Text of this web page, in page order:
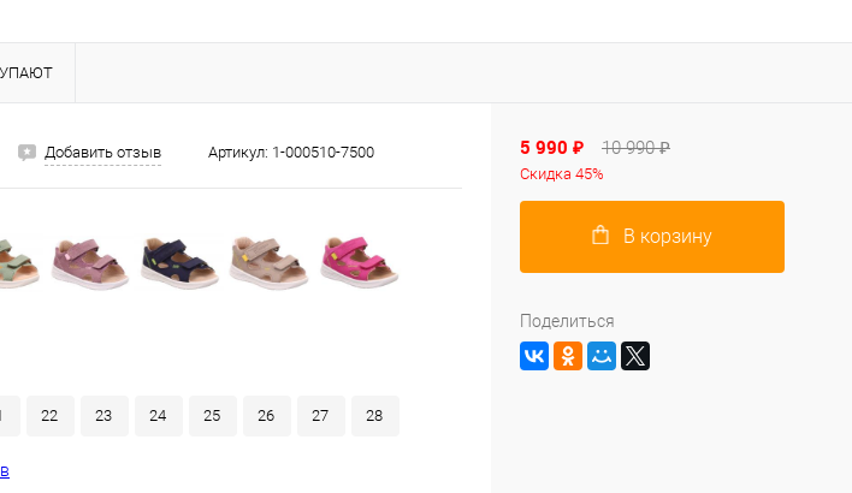
Добавить отзыв Артикул: 1-000510-7500
22 23 24 25 26 27 28
5 990 ₽ 10 990 ₽
Скидка 45%
В корзину
Поделиться